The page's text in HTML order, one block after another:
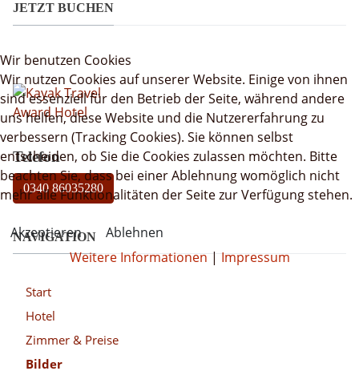
JETZT BUCHEN
Telefon
0340 86035280
NAVIGATION
Start
Hotel
Zimmer & Preise
Bilder
Wir benutzen Cookies
Wir nutzen Cookies auf unserer Website. Einige von ihnen
sind essenziell für den Betrieb der Seite, während andere
uns helfen, diese Website und die Nutzererfahrung zu
verbessern (Tracking Cookies). Sie können selbst
entscheiden, ob Sie die Cookies zulassen möchten. Bitte
beachten Sie, dass bei einer Ablehnung womöglich nicht
mehr alle Funktionalitäten der Seite zur Verfügung stehen.
Akzeptieren
Ablehnen
Weitere Informationen | Impressum